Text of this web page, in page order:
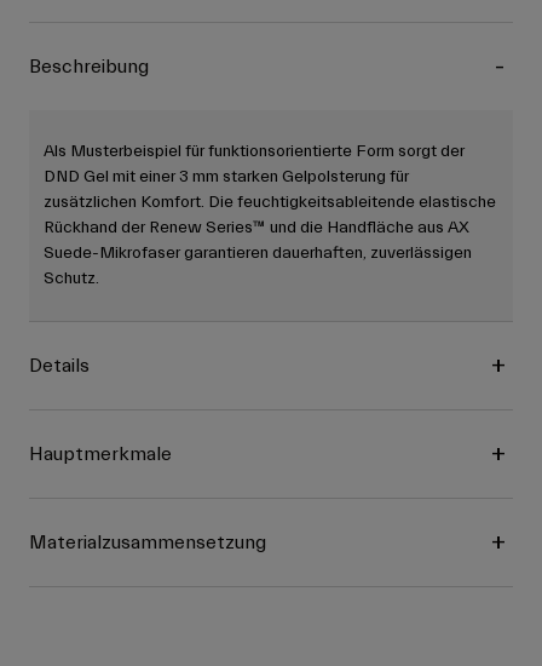
Beschreibung
Als Musterbeispiel für funktionsorientierte Form sorgt der
DND Gel mit einer 3 mm starken Gelpolsterung für
zusätzlichen Komfort. Die feuchtigkeitsableitende elastische
Rückhand der Renew Series™ und die Handfläche aus AX
Suede-Mikrofaser garantieren dauerhaften, zuverlässigen
Schutz.
Details
Hauptmerkmale
Materialzusammensetzung